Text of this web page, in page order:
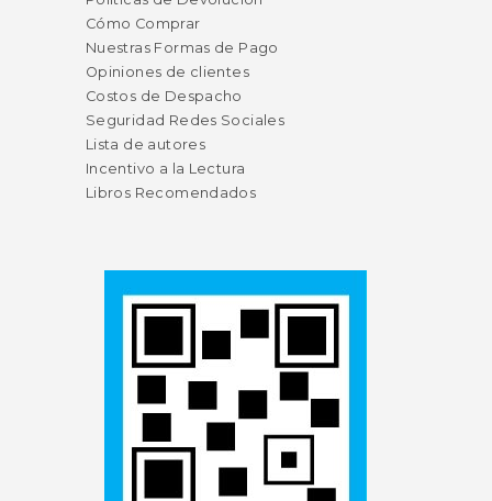
Cómo Comprar
Nuestras Formas de Pago
Opiniones de clientes
Costos de Despacho
Seguridad Redes Sociales
Lista de autores
Incentivo a la Lectura
Libros Recomendados